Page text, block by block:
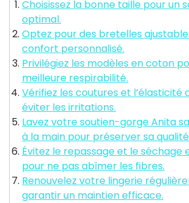
Choisissez la bonne taille pour un
optimal.
Optez pour des bretelles
confort personnalisé.
Privilégiez les modèles en coton
meilleure respirabilité.
Vérifiez les coutures et l’élasticité
éviter les irritations.
Lavez votre soutien-gorge Anita
à la main pour préserver sa
Évitez le repassage et le séchage
pour ne pas abîmer les fibres.
Renouvelez votre lingerie
garantir un maintien efficace.